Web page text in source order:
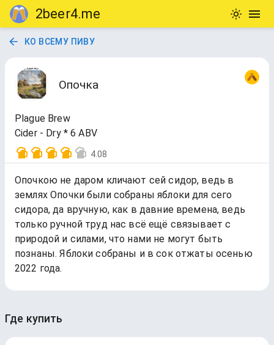
2beer4.me
КО ВСЕМУ ПИВУ
Опочка
Plague Brew
Cider - Dry * 6 ABV
4.08
Опочкою не даром кличают сей сидор, ведь в
землях Опочки были собраны яблоки для сего
сидора, да вручную, как в давние времена, ведь
только ручной труд нас всё ещё связывает с
природой и силами, что нами не могут быть
познаны. Яблоки собраны и в сок отжаты осенью
2022 года.
Где купить